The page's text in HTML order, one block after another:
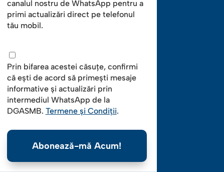
canalul nostru de WhatsApp pentru a
primi actualizări direct pe telefonul
tău mobil.
Prin bifarea acestei căsuțe, confirmi
că ești de acord să primești mesaje
informative și actualizări prin
intermediul WhatsApp de la
DGASMB. Termene și Condiții.
Abonează-mă Acum!